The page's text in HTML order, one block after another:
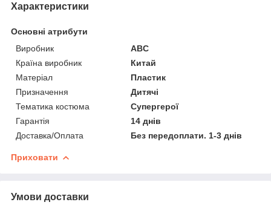
Характеристики
Основні атрибути
Виробник
ABC
Країна виробник
Китай
Матеріал
Пластик
Призначення
Дитячі
Тематика костюма
Супергерої
Гарантія
14 днів
Доставка/Оплата
Без передоплати. 1-3 днів
Приховати
Умови доставки